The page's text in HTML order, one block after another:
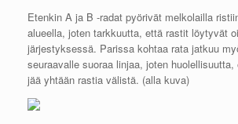
Etenkin A ja B -radat pyörivät melkolailla
alueella, joten tarkkuutta, että rastit löytyvät
järjestyksessä. Parissa kohtaa rata jatkuu
seuraavalle suoraa linjaa, joten
jää yhtään rastia välistä. (alla kuva)